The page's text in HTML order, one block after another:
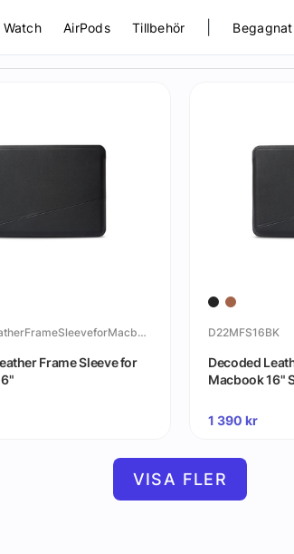
Watch AirPods Tillbehör Begagnat
DecodedLeatherFrameSleeveforMacbook16
Frame Sleeve for
D22MFS16BK
Decoded
Macbook 16"
1 390 kr
VISA FLER